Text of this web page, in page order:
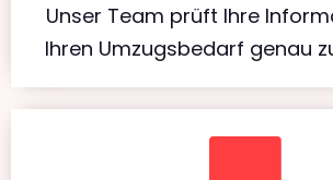
Unser Team prüft Ihre
Ihren Umzugsbedarf genau